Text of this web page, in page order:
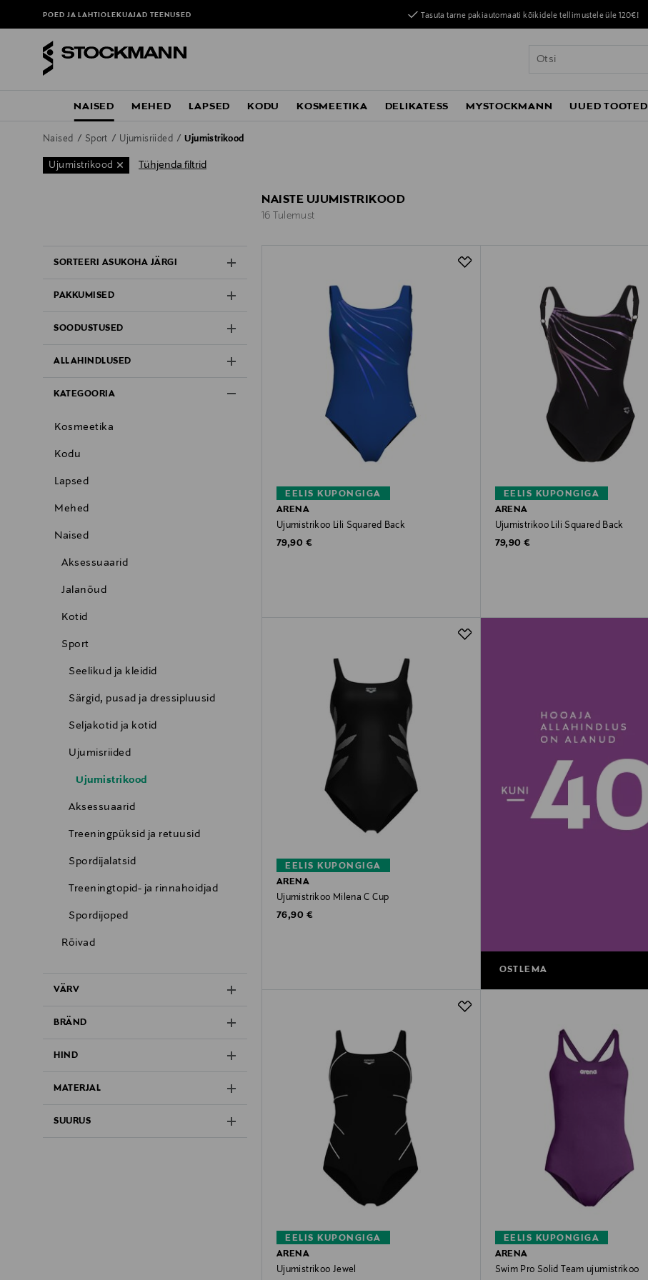
POED JA LAHTIOLEKUAJADTEENUSED Tasuta tarne pakiautomaati kõikidele tellimustele üle 120€!
NAISED MEHED LAPSED KODU KOSMEETIKA DELIKATESS MYSTOCKMANN UUED TOOTED
Naised Sport Ujumisriided Ujumistrikood
Ujumistrikood Tühjenda filtrid
SORTEERI ASUKOHA JÄRGI
PAKKUMISED
SOODUSTUSED
ALLAHINDLUSED
KATEGOORIA
Kosmeetika
Kodu
Lapsed
Mehed
Naised
Aksessuaarid
Jalanõud
Kotid
Sport
Seelikud ja kleidid
Särgid, pusad ja dressipluusid
Seljakotid ja kotid
Ujumisriided
Ujumistrikood
Aksessuaarid
Treeningpüksid ja retuusid
Spordijalatsid
Treeningtopid- ja rinnahoidjad
Spordijoped
Rõivad
VÄRV
BRÄND
HIND
MATERJAL
SUURUS
NAISTE UJUMISTRIKOOD
16 Tulemust
EELIS KUPONGIGA
ARENA
Ujumistrikoo Lili Squared Back
Original Price
79,90 €
EELIS KUPONGIGA
ARENA
Ujumistrikoo Lili Squared Back
Original Price
79,90 €
EELIS KUPONGIGA
ARENA
Ujumistrikoo Milena C Cup
Original Price
76,90 €
OSTLEMA
EELIS KUPONGIGA
ARENA
Ujumistrikoo Jewel
EELIS KUPONGIGA
ARENA
Swim Pro Solid Team ujumistrikoo